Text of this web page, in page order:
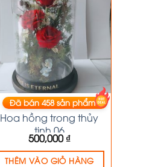
HOA KHÔ
Hoa hồng trong thủy
tinh 06
500,000₫
Đã bán458sản phẩm
THÊM VÀO GIỎ HÀNG